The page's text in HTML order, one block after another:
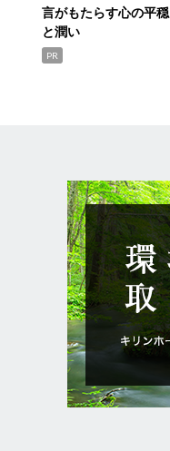
言がもたらす心の平穏
と潤い
PR